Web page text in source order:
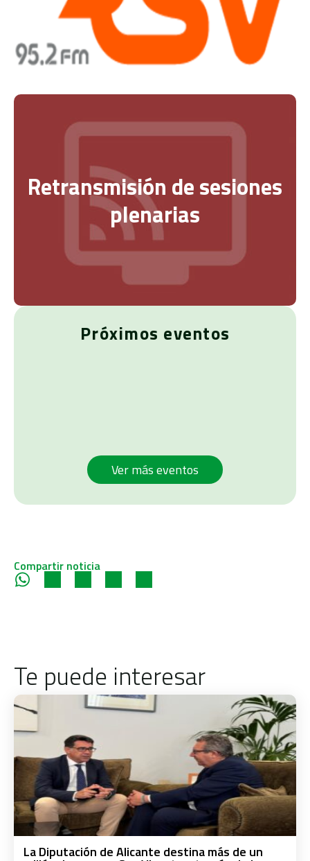
Retransmisión de sesiones
plenarias
Próximos eventos
Ver más eventos
Compartir noticia
Te puede interesar
La Diputación de Alicante destina más de un